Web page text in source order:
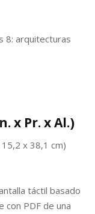
8: arquitecturas
x Pr. x Al.)
x 38,1 cm)
táctil basado
con PDF de una